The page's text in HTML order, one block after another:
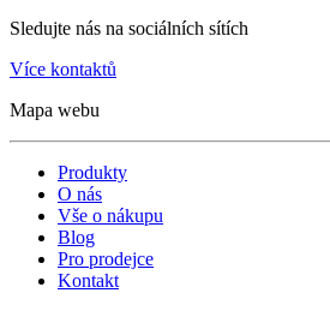
Sledujte nás na sociálních sítích
Více kontaktů
Mapa webu
Produkty
O nás
Vše o nákupu
Blog
Pro prodejce
Kontakt